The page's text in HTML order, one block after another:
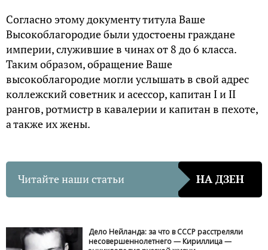
Согласно этому документу титула Ваше
Высокоблагородие были удостоены граждане
империи, служившие в чинах от 8 до 6 класса.
Таким образом, обращение Ваше
высокоблагородие могли услышать в свой адрес
коллежский советник и асессор, капитан I и II
рангов, ротмистр в кавалерии и капитан в пехоте,
а также их жены.
Читайте наши статьи НА ДЗЕН
Дело Нейланда: за что в СССР расстреляли
несовершеннолетнего — Кириллица —